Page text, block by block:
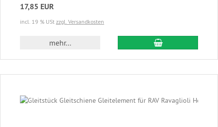
17,85 EUR
incl. 19 % USt zzgl. Versandkosten
mehr... In den